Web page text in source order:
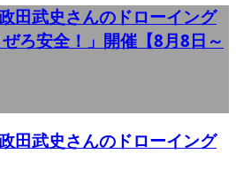
田武史さんのドローイング
ろ安全！」開催【8月8日～
田武史さんのドローイング